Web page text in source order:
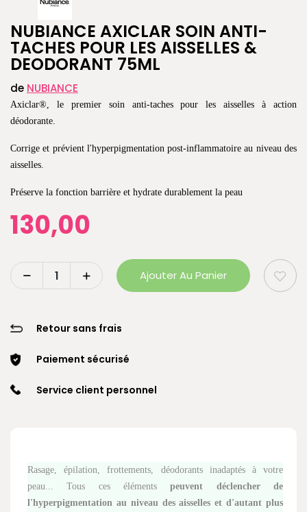
NUBIANCE AXICLAR SOIN ANTI-
TACHES POUR LES AISSELLES &
DEODORANT 75ML
de NUBIANCE
Axiclar®, le premier soin anti-taches pour les aisselles à action
déodorante.
Corrige et prévient l'hyperpigmentation post-inflammatoire au niveau des
aisselles.
Préserve la fonction barrière et hydrate durablement la peau
130,00
Ajouter Au Panier
Retour sans frais
Paiement sécurisé
Service client personnel
Rasage, épilation, frottements, déodorants inadaptés à votre
peau... Tous ces éléments peuvent déclencher de
l'hyperpigmentation au niveau des aisselles et d'autant plus